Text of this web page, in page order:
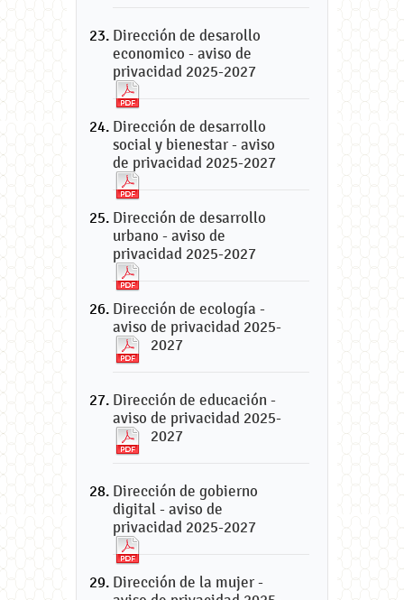
Dirección de desarollo
economico - aviso de
privacidad 2025-2027
Dirección de desarrollo
social y bienestar - aviso
de privacidad 2025-2027
Dirección de desarrollo
urbano - aviso de
privacidad 2025-2027
Dirección de ecología -
aviso de privacidad 2025-
2027
Dirección de educación -
aviso de privacidad 2025-
2027
Dirección de gobierno
digital - aviso de
privacidad 2025-2027
Dirección de la mujer -